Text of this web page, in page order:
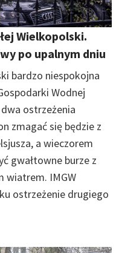
Wielkopolski.
po upalnym dniu
bardzo niespokojna
Wodnej
ostrzeżenia
zmagać się będzie z
a wieczorem
gwałtowne burze z
wiatrem. IMGW
ostrzeżenie drugiego